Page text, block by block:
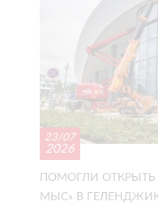
23/07
2026
ПОМОГЛИ
МЫС» В